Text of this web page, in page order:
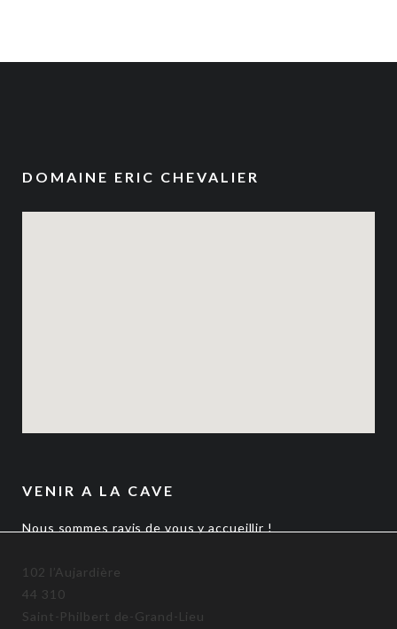
DOMAINE ERIC CHEVALIER
VENIR A LA CAVE
Nous sommes ravis de vous y accueillir !
102 l’Aujardière
44 310
Saint-Philbert de-Grand-Lieu